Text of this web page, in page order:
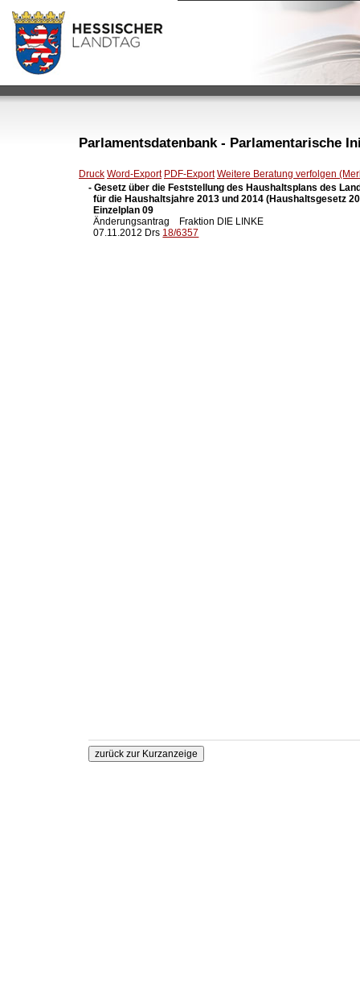
Parlamentsdatenbank - Parlamentarische
Druck Word-Export PDF-Export Weitere Beratung verfolgen
- Gesetz über die Feststellung des Haushaltsplans des
für die Haushaltsjahre 2013 und 2014 (Haushaltsgesetz
  Einzelplan 09
Änderungsantrag    Fraktion DIE LINKE
  07.11.2012 Drs
18/6357